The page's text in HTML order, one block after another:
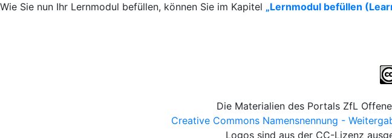
Wie Sie nun Ihr Lernmodul befüllen, können Sie im Kapitel „Lernmodul befüllen
Die Materialien des Portals ZfL
Creative Commons Namensnennung -
Logos sind aus der CC-Lizenz